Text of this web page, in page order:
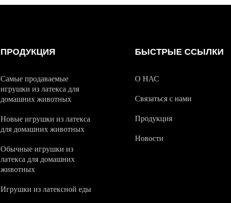
ПРОДУКЦИЯ
Самые продаваемые
игрушки из латекса для
домашних животных
Новые игрушки из латекса
для домашних животных
Обычные игрушки из
латекса для домашних
животных
Игрушки из латексной еды
БЫСТРЫЕ ССЫЛКИ
О НАС
Связаться с нами
Продукция
Новости